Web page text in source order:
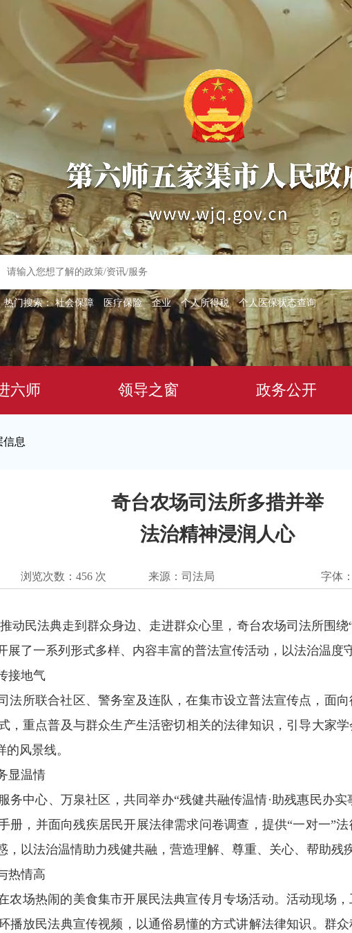
热门搜索： 社会保障 医疗保险 企业 个人所得税 个人医保状态查询
六师 领导之窗 政务公开
信息
奇台农场司法所多措并举
法治精神浸润人心
浏览次数：456 次 来源：司法局 字体
动民法典走到群众身边、走进群众心里，奇台农场司法所围
展了一系列形式多样、内容丰富的普法宣传活动，以法治温度
接地气
法所联合社区、警务室及连队，在集市设立普法宣传点，面
，重点普及与群众生产生活密切相关的法律知识，引导大家
风景线。
显温情
务中心、万泉社区，共同举办“残健共融传温情·助残惠民办实
册，并面向残疾居民开展法律需求问卷调查，提供“一对一”
，以法治温情助力残健共融，营造理解、尊重、关心、帮助残
热情高
农场热闹的美食集市开展民法典宣传月专场活动。活动现场
播放民法典宣传视频，以通俗易懂的方式讲解法律知识。群